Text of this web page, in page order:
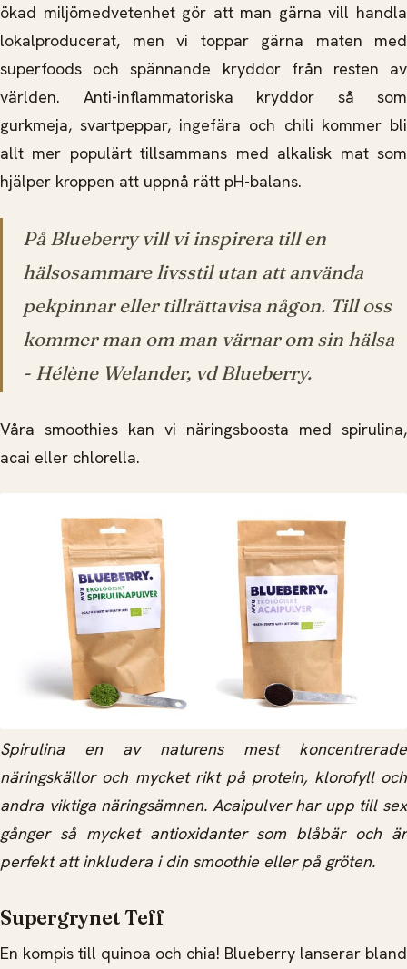
ökad miljömedvetenhet gör att man gärna vill handla
lokalproducerat, men vi toppar gärna maten med
superfoods och spännande kryddor från resten av
världen. Anti-inflammatoriska kryddor så som
gurkmeja, svartpeppar, ingefära och chili kommer bli
allt mer populärt tillsammans med alkalisk mat som
hjälper kroppen att uppnå rätt pH-balans.
På Blueberry vill vi inspirera till en
hälsosammare livsstil utan att använda
pekpinnar eller tillrättavisa någon. Till oss
kommer man om man värnar om sin hälsa
- Hélène Welander, vd Blueberry.
Våra smoothies kan vi näringsboosta med spirulina,
acai eller chlorella.
Spirulina en av naturens mest koncentrerade
näringskällor och mycket rikt på protein, klorofyll och
andra viktiga näringsämnen. Acaipulver har upp till sex
gånger så mycket antioxidanter som blåbär och är
perfekt att inkludera i din smoothie eller på gröten.
Supergrynet Teff
En kompis till quinoa och chia! Blueberry lanserar bland